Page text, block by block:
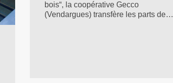
bois“, la coopérative Gecco
(Vendargues) transfère les parts de…